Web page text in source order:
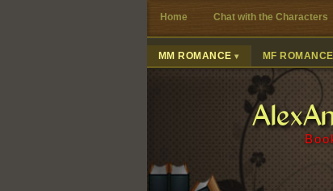
Home Chat with the Characters
MM ROMANCE MF ROMANCE